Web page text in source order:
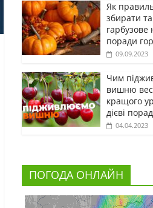
Як
збирати
гарбузове
поради
09.09.2023
Чим
вишню
кращого
дієві
04.04.2023
ПОГОДА ОНЛАЙН